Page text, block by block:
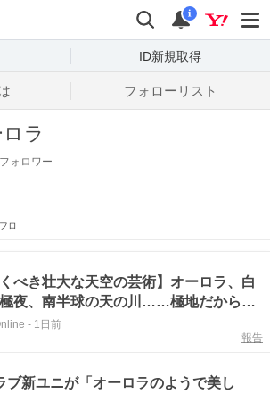
検索
通知
i
ID新規取得
フォローリスト
ラ
フォロワー
ロ
くべき壮大な天空の芸術】オーロラ、白
夜、南半球の天の川……極地だからこ
れる絶景
- 1日前
報告
ブ新ユニが「オーロラのようで美し